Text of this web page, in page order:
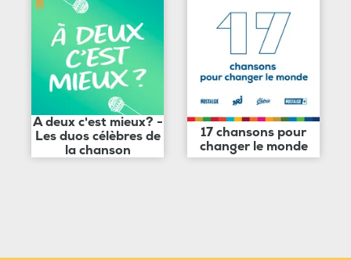
A deux c'est mieux? -
Les duos célèbres de
la chanson
17 chansons pour
changer le monde